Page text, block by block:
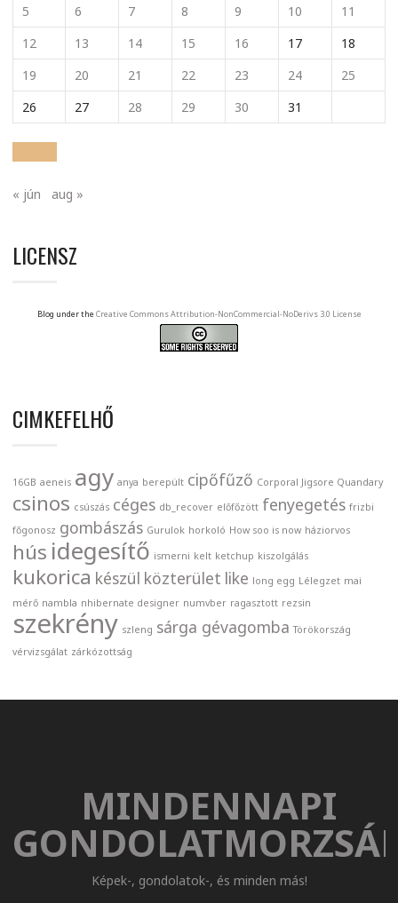
5
6 7 8 9 10
11
12
13 14 15 16 17
18
19
20 21 22 23 24
25
26
27 28 29 30 31
« jún aug »
LICENSZ
Blog under the Creative Commons Attribution-NonCommercial-NoDerivs 3.0 License
CIMKEFELHŐ
16GB aeneis agy anya berepült cipőfűző Corporal Jigsore Quandary
csinos csúszás céges db_recover előfőzött fenyegetés frizbi
főgonosz gombászás Gurulok horkoló How soo is now háziorvos
hús idegesítő ismerni kelt ketchup kiszolgálás
kukorica készül közterület like long egg Lélegzet mai
mérő nambla nhibernate designer numvber ragasztott rezsin
szekrény szleng sárga gévagomba Törökország
vérvizsgálat zárkózottság
MINDENNAPI
Képek-, gondolatok-, és minden más!